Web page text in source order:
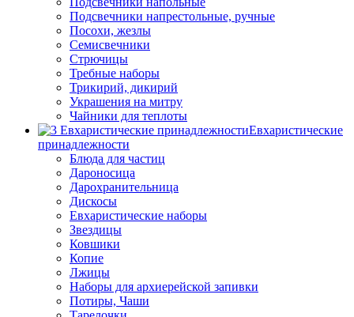
Подсвечники напрестольные, ручные
Посохи, жезлы
Семисвечники
Стрючицы
Требные наборы
Трикирий, дикирий
Украшения на митру
Чайники для теплоты
Евхаристические
принадлежности
Блюда для частиц
Дароносица
Дарохранительница
Дискосы
Евхаристические наборы
Звездицы
Ковшики
Копие
Лжицы
Наборы для архиерейской запивки
Потиры, Чаши